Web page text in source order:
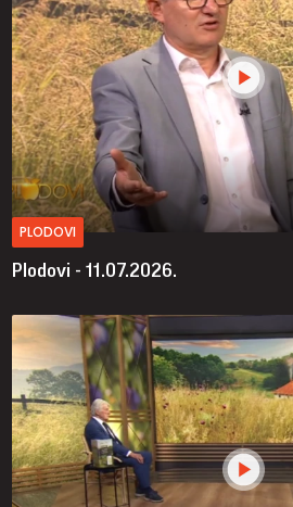
PLODOVI
Plodovi - 11.07.2026.